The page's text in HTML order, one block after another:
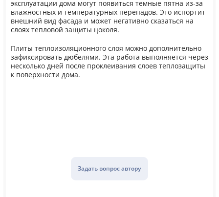
эксплуатации дома могут появиться темные пятна из-за
влажностных и температурных перепадов. Это испортит
внешний вид фасада и может негативно сказаться на
слоях тепловой защиты цоколя.
Плиты теплоизоляционного слоя можно дополнительно
зафиксировать дюбелями. Эта работа выполняется через
несколько дней после проклеивания слоев теплозащиты
к поверхности дома.
Задать вопрос автору